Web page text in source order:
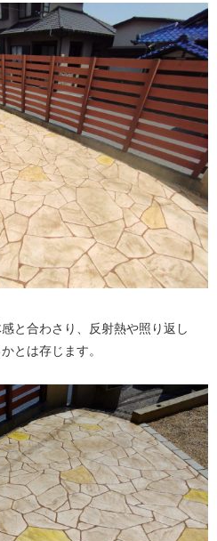
と合わさり、反射熱や照り返し
とは存じます。